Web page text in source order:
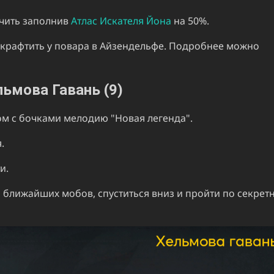
заполнивАтлас Искателя Йона на 50%.
у повара в Айзендельфе. Подробнее можно
Гавань (9)
с бочками мелодию "Новая легенда".
мобов, спуститься вниз и пройти по